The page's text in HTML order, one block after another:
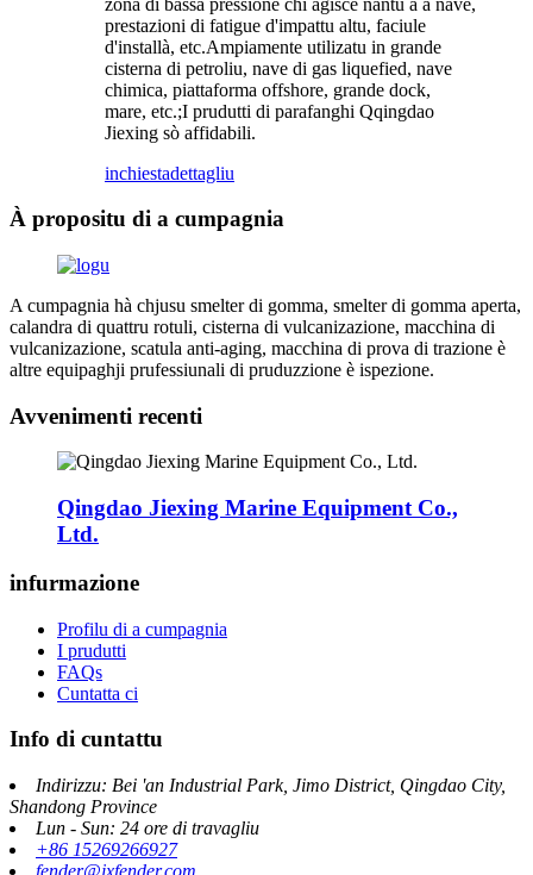
prestazioni di fatigue d'impattu altu, faciule
d'installà, etc.Ampiamente utilizatu in grande
cisterna di petroliu, nave di gas liquefied, nave
chimica, piattaforma offshore, grande dock,
mare, etc.;I prudutti di parafanghi Qqingdao
Jiexing sò affidabili.
inchiestadettagliu
À propositu di a cumpagnia
A cumpagnia hà chjusu smelter di gomma, smelter di gomma aperta,
calandra di quattru rotuli, cisterna di vulcanizazione, macchina di
vulcanizazione, scatula anti-aging, macchina di prova di trazione è
altre equipaghji prufessiunali di pruduzzione è ispezione.
Avvenimenti recenti
Qingdao Jiexing Marine Equipment Co.,
Ltd.
infurmazione
Profilu di a cumpagnia
I prudutti
FAQs
Cuntatta ci
Info di cuntattu
Indirizzu: Bei 'an Industrial Park, Jimo District, Qingdao City,
Shandong Province
Lun - Sun: 24 ore di travagliu
+86 15269266927
fender@jxfender.com